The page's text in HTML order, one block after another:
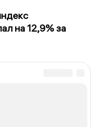
на 12,9% за